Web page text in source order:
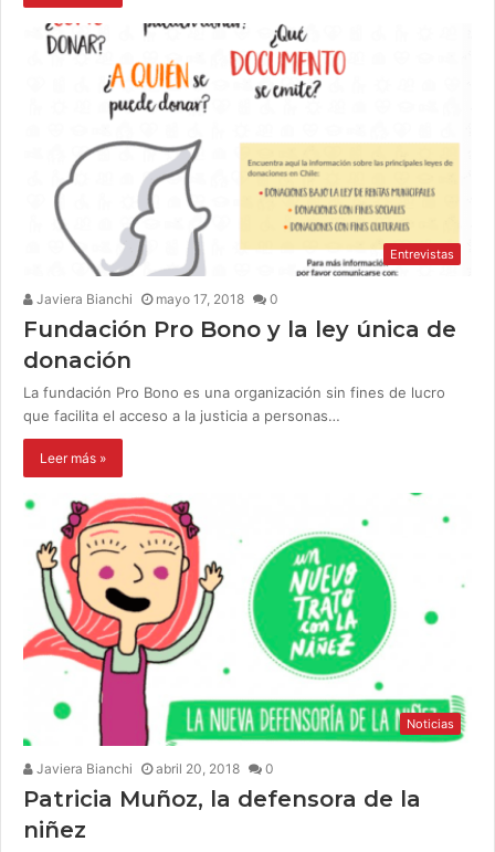
Entrevistas
Javiera Bianchi mayo 17, 2018 0
Fundación Pro Bono y la ley única de
donación
La fundación Pro Bono es una organización sin fines de lucro
que facilita el acceso a la justicia a personas…
Leer más »
Noticias
Javiera Bianchi abril 20, 2018 0
Patricia Muñoz, la defensora de la
niñez